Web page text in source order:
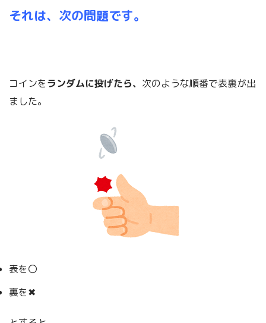
それは、次の問題です。
コインをランダムに投げたら、 次のような順番で表裏が出
ました。
表を〇
裏を✖